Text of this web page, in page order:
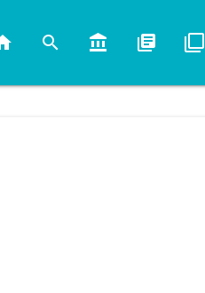
search account_balance library_books filter_none